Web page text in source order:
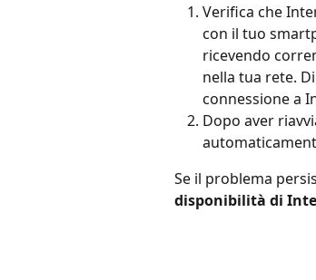
Verifica che
con il tuo
ricevendo
nella tua rete.
connessione a
Dopo aver
Se il problema
disponibilità di